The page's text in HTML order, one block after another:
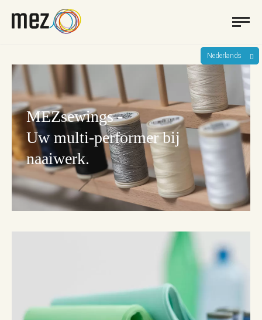
Nederlands
MEZsewings -
Uw multi-performer bij
naaiwerk.